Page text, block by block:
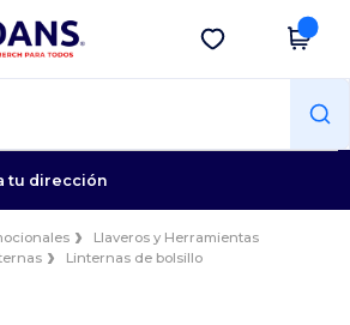
en app!
Descargar app
tu dirección
Llaveros y Herramientas
Linternas de bolsillo